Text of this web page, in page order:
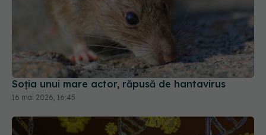
Soția unui mare actor, răpusă de hantavirus
16 mai 2026, 16:45